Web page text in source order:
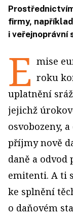
firmy, například
i veřejnoprávní
E mise
roku
uplatnění
jejichž
osvobozeny,
příjmy nově
daně a
emitenti. A ti
ke splnění
o daňovém